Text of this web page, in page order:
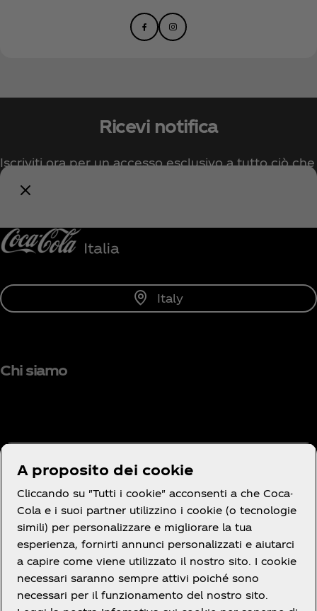
Ricevi notifica
Iscriviti ora per un accesso esclusivo a tutto ciò che
Italy
Chi siamo
Hai bisogno di aiuto?
Termini e Condizioni
A proposito dei cookie
Cliccando su "Tutti i cookie" acconsenti a che Coca-
Cola e i suoi partner utilizzino i cookie (o tecnologie
simili) per personalizzare e migliorare la tua
esperienza, fornirti annunci personalizzati e aiutarci
a capire come viene utilizzato il nostro sito. I cookie
necessari saranno sempre attivi poiché sono
necessari per il funzionamento del nostro sito.